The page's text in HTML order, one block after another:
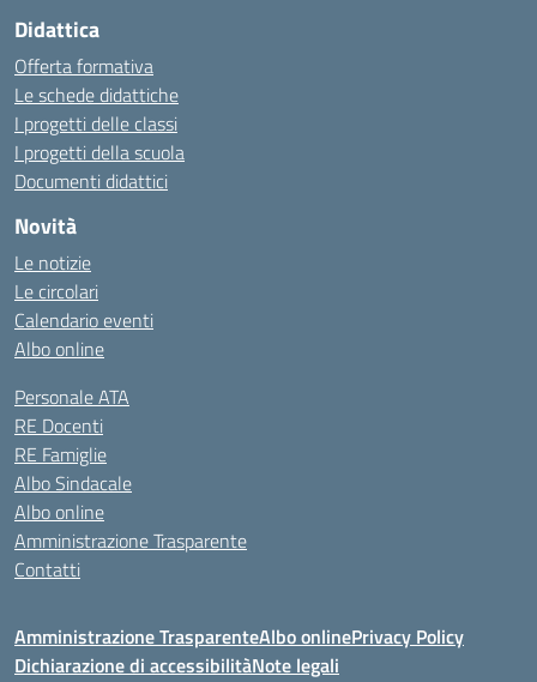
Didattica
Offerta formativa
Le schede didattiche
I progetti delle classi
I progetti della scuola
Documenti didattici
Novità
Le notizie
Le circolari
Calendario eventi
Albo online
Personale ATA
RE Docenti
RE Famiglie
Albo Sindacale
Albo online
Amministrazione Trasparente
Contatti
Amministrazione TrasparenteAlbo onlinePrivacy Policy
Dichiarazione di accessibilitàNote legali